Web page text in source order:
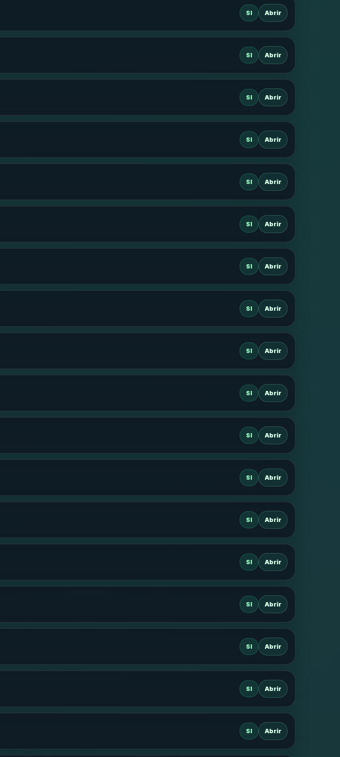
SI Abrir
SI Abrir
SI Abrir
SI Abrir
SI Abrir
SI Abrir
SI Abrir
SI Abrir
SI Abrir
SI Abrir
SI Abrir
SI Abrir
SI Abrir
SI Abrir
SI Abrir
SI Abrir
SI Abrir
SI Abrir